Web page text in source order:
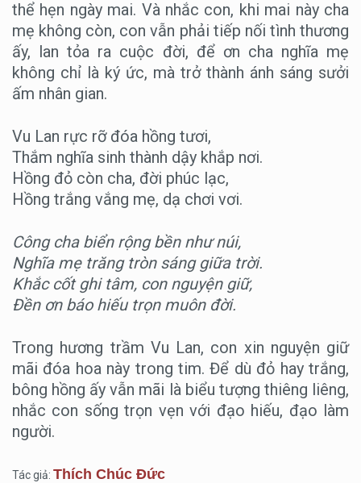
thể hẹn ngày mai. Và nhắc con, khi mai này cha
mẹ không còn, con vẫn phải tiếp nối tình thương
ấy, lan tỏa ra cuộc đời, để ơn cha nghĩa mẹ
không chỉ là ký ức, mà trở thành ánh sáng sưởi
ấm nhân gian.
Vu Lan rực rỡ đóa hồng tươi,
Thắm nghĩa sinh thành dậy khắp nơi.
Hồng đỏ còn cha, đời phúc lạc,
Hồng trắng vắng mẹ, dạ chơi vơi.
Công cha biển rộng bền như núi,
Nghĩa mẹ trăng tròn sáng giữa trời.
Khắc cốt ghi tâm, con nguyện giữ,
Đền ơn báo hiếu trọn muôn đời.
Trong hương trầm Vu Lan, con xin nguyện giữ
mãi đóa hoa này trong tim. Để dù đỏ hay trắng,
bông hồng ấy vẫn mãi là biểu tượng thiêng liêng,
nhắc con sống trọn vẹn với đạo hiếu, đạo làm
người.
Tác giả: Thích Chúc Đức